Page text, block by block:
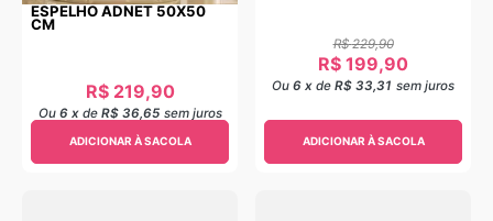
ESPELHO ADNET 50X50
CM
R$ 219,90
Ou 6 xde R$ 36,65 sem juros
ADICIONAR À SACOLA
R$ 229,90
R$ 199,90
Ou 6 x de R$ 33,31 sem juros
ADICIONAR À SACOLA